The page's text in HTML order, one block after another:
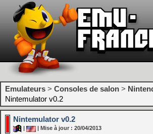
Emulateurs > Consoles de salon >
Nintemulator v0.2
Nintemulator v0.2
| Mise à jour : 20/04/2013